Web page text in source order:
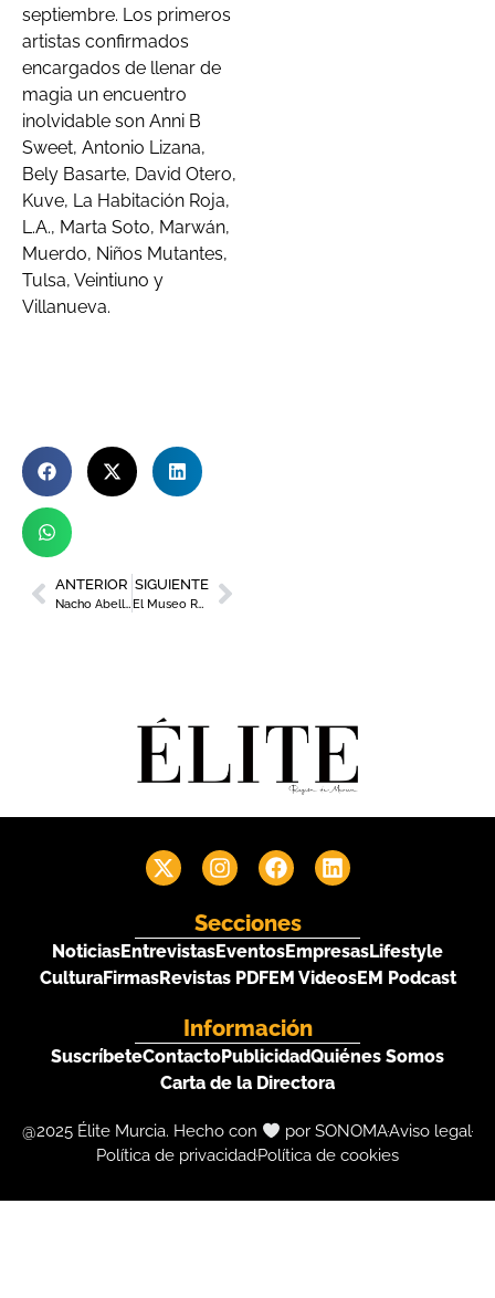
septiembre. Los primeros
artistas confirmados
encargados de llenar de
magia un encuentro
inolvidable son Anni B
Sweet, Antonio Lizana,
Bely Basarte, David Otero,
Kuve, La Habitación Roja,
L.A., Marta Soto, Marwán,
Muerdo, Niños Mutantes,
Tulsa, Veintiuno y
Villanueva.
ANTERIOR
Nacho Abellán, chef del restaurante El Hispano
SIGUIENTE
El Museo Ramón Gaya expone una selección de los mejores dibujos del pintor y escritor murciano
Secciones
NoticiasEntrevistasEventosEmpresasLifestyle
CulturaFirmasRevistas PDFEM VideosEM Podcast
Información
SuscríbeteContactoPublicidadQuiénes Somos
Carta de la Directora
@2025 Élite Murcia. Hecho con por SONOMAAviso legal
Política de privacidadPolítica de cookies